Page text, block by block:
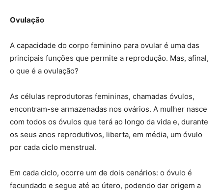
Ovulação
A capacidade do corpo feminino para ovular é uma das
principais funções que permite a reprodução. Mas, afinal,
o que é a ovulação?
As células reprodutoras femininas, chamadas óvulos,
encontram-se armazenadas nos ovários. A mulher nasce
com todos os óvulos que terá ao longo da vida e, durante
os seus anos reprodutivos, liberta, em média, um óvulo
por cada ciclo menstrual.
Em cada ciclo, ocorre um de dois cenários: o óvulo é
fecundado e segue até ao útero, podendo dar origem a